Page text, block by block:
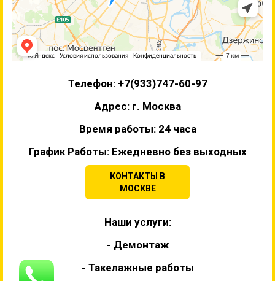
Телефон: +7(933)747-60-97
Адрес: г. Москва
Время работы: 24 часа
График Работы: Ежедневно без выходных
КОНТАКТЫ В
МОСКВЕ
Наши услуги:
- Демонтаж
- Такелажные работы